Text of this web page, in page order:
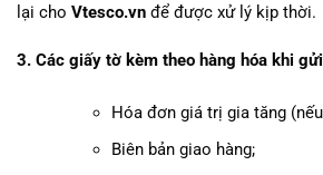
lại cho Vtesco.vn để được xử lý kịp thời.
3. Các giấy tờ kèm theo hàng hóa khi
Hóa đơn giá trị gia tăng
Biên bản giao hàng;